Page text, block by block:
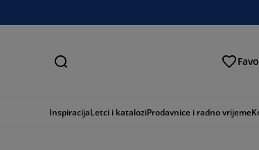
Traži
InspiracijaLetci i kataloziProdavnice i radno vrijeme